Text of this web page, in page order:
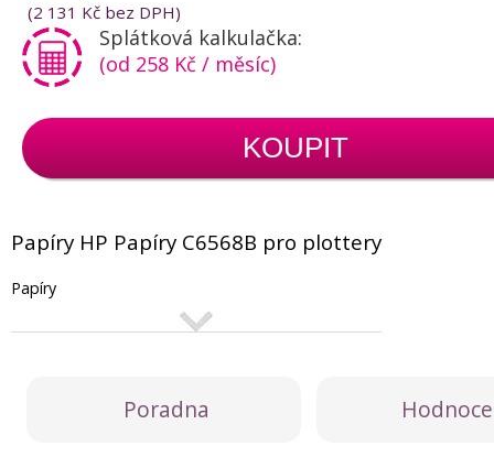
(2 131 Kč bez DPH)
Splátková kalkulačka:
(od 258 Kč / měsíc)
KOUPIT
Papíry HP Papíry C6568B pro plottery
Papíry
Poradna